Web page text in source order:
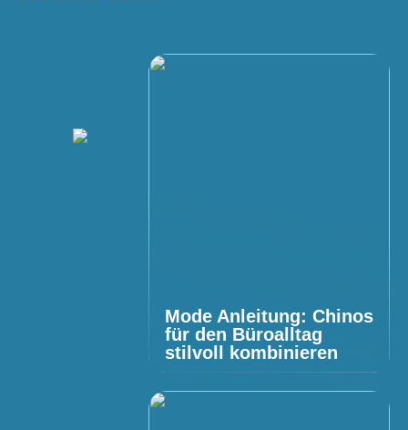
Mode Anleitung: Chinos
für den Büroalltag
stilvoll kombinieren